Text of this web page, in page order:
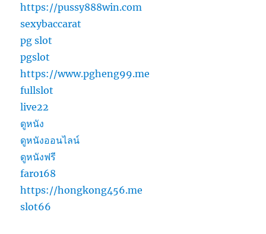
https://pussy888win.com
sexybaccarat
pg slot
pgslot
https://www.pgheng99.me
fullslot
live22
ดูหนัง
ดูหนังออนไลน์
ดูหนังฟรี
faro168
https://hongkong456.me
slot66